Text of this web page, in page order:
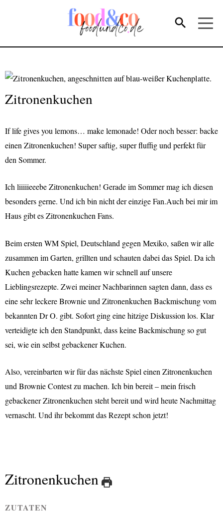
Zitronenkuchen
If life gives you lemons… make lemonade! Oder noch besser: backe
einen Zitronenkuchen! Super saftig, super fluffig und perfekt für
den Sommer.
Ich liiiiieeebe Zitronenkuchen! Gerade im Sommer mag ich diesen
besonders gerne. Und ich bin nicht der einzige Fan.Auch bei mir im
Haus gibt es Zitronenkuchen Fans.
Beim ersten WM Spiel, Deutschland gegen Mexiko, saßen wir alle
zusammen im Garten, grillten und schauten dabei das Spiel. Da ich
Kuchen gebacken hatte kamen wir schnell auf unsere
Lieblingsrezepte. Zwei meiner Nachbarinnen sagten dann, dass es
eine sehr leckere Brownie und Zitronenkuchen Backmischung vom
bekannten Dr O. gibt. Sofort ging eine hitzige Diskussion los. Klar
verteidigte ich den Standpunkt, dass keine Backmischung so gut
sei, wie ein selbst gebackener Kuchen.
Also, vereinbarten wir für das nächste Spiel einen Zitronenkuchen
und Brownie Contest zu machen. Ich bin bereit – mein frisch
gebackener Zitronenkuchen steht bereit und wird heute Nachmittag
vernascht. Und ihr bekommt das Rezept schon jetzt!
Zitronenkuchen
ZUTATEN